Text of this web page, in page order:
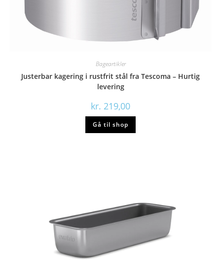
Bageartikler
Justerbar kagering i rustfrit stål fra Tescoma – Hurtig
levering
kr. 219,00
Gå til shop